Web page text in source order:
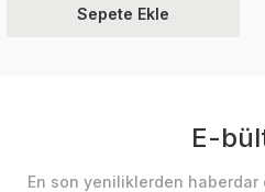
Sepete Ekle
E-
En son yeniliklerden haberdar